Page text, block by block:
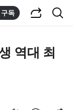
구독
역대 최